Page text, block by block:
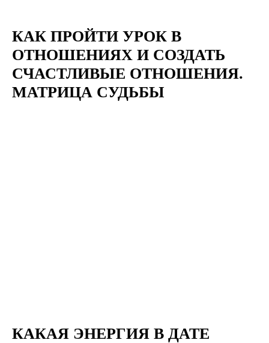
КАК ПРОЙТИ УРОК В
ОТНОШЕНИЯХ И СОЗДАТЬ
СЧАСТЛИВЫЕ ОТНОШЕНИЯ.
МАТРИЦА СУДЬБЫ
КАКАЯ ЭНЕРГИЯ В ДАТЕ